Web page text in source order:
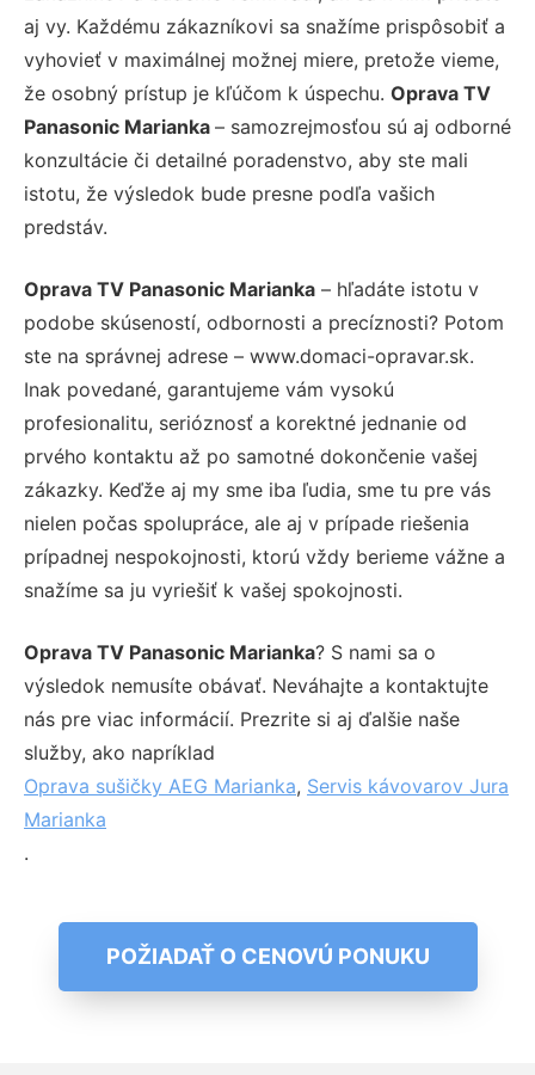
aj vy. Každému zákazníkovi sa snažíme prispôsobiť a
vyhovieť v maximálnej možnej miere, pretože vieme,
že osobný prístup je kľúčom k úspechu. Oprava TV
Panasonic Marianka – samozrejmosťou sú aj odborné
konzultácie či detailné poradenstvo, aby ste mali
istotu, že výsledok bude presne podľa vašich
predstáv.
Oprava TV Panasonic Marianka – hľadáte istotu v
podobe skúseností, odbornosti a precíznosti? Potom
ste na správnej adrese – www.domaci-opravar.sk.
Inak povedané, garantujeme vám vysokú
profesionalitu, serióznosť a korektné jednanie od
prvého kontaktu až po samotné dokončenie vašej
zákazky. Keďže aj my sme iba ľudia, sme tu pre vás
nielen počas spolupráce, ale aj v prípade riešenia
prípadnej nespokojnosti, ktorú vždy berieme vážne a
snažíme sa ju vyriešiť k vašej spokojnosti.
Oprava TV Panasonic Marianka? S nami sa o
výsledok nemusíte obávať. Neváhajte a kontaktujte
nás pre viac informácií. Prezrite si aj ďalšie naše
služby, ako napríklad
Oprava sušičky AEG Marianka, Servis kávovarov Jura
Marianka
.
POŽIADAŤ O CENOVÚ PONUKU